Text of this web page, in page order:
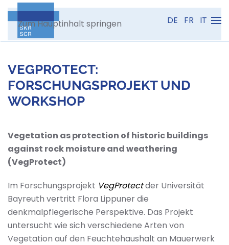
Zum Hauptinhalt springen DE FR IT
VEGPROTECT:
FORSCHUNGSPROJEKT UND
WORKSHOP
Vegetation as protection of historic buildings
against rock moisture and weathering
(VegProtect)
Im Forschungsprojekt VegProtectder Universität
Bayreuth vertritt Flora Lippuner die
denkmalpflegerische Perspektive. Das Projekt
untersucht wie sich verschiedene Arten von
Vegetation auf den Feuchtehaushalt an Mauerwerk